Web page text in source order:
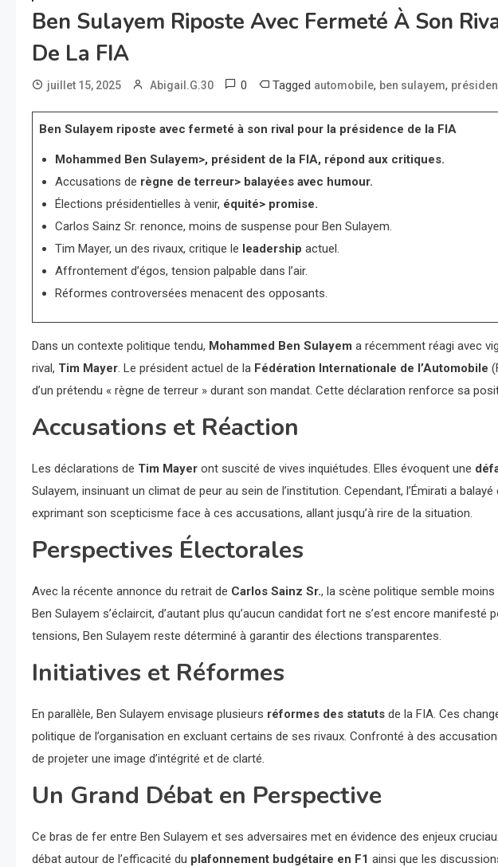
Ben Sulayem Riposte Avec Fermeté À Son
De La FIA
juillet 15, 2025 Abigail.G.30 0 Tagged automobile, ben sulayem,
Ben Sulayem riposte avec fermeté à son rival pour la présidence de la FIA
Mohammed Ben Sulayem>, président de la FIA, répond aux critiques.
Accusations de règne de terreur> balayées avec humour.
Élections présidentielles à venir, équité> promise.
Carlos Sainz Sr. renonce, moins de suspense pour Ben Sulayem.
Tim Mayer, un des rivaux, critique le leadership actuel.
Affrontement d’égos, tension palpable dans l’air.
Réformes controversées menacent des opposants.
Dans un contexte politique tendu, Mohammed Ben Sulayem a récemment réagi avec
rival, Tim Mayer. Le président actuel de la Fédération Internationale de l’Automobile
d’un prétendu « règne de terreur » durant son mandat. Cette déclaration renforce sa
Accusations et Réaction
Les déclarations de Tim Mayer ont suscité de vives inquiétudes. Elles évoquent une
Sulayem, insinuant un climat de peur au sein de l’institution. Cependant, l’Émirati a
exprimant son scepticisme face à ces accusations, allant jusqu’à rire de la situation.
Perspectives Électorales
Avec la récente annonce du retrait de Carlos Sainz Sr., la scène politique semble
Ben Sulayem s’éclaircit, d’autant plus qu’aucun candidat fort ne s’est encore
tensions, Ben Sulayem reste déterminé à garantir des élections transparentes.
Initiatives et Réformes
En parallèle, Ben Sulayem envisage plusieurs réformes des statuts de la FIA. Ces
politique de l’organisation en excluant certains de ses rivaux. Confronté à des
de projeter une image d’intégrité et de clarté.
Un Grand Débat en Perspective
Ce bras de fer entre Ben Sulayem et ses adversaires met en évidence des enjeux
débat autour de l’efficacité du plafonnement budgétaire en F1 ainsi que les